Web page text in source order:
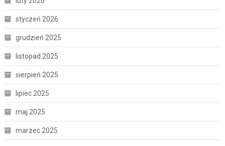
styczeń 2026
grudzień 2025
listopad 2025
sierpień 2025
lipiec 2025
maj 2025
marzec 2025